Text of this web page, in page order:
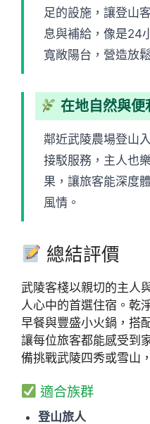
足的設施，讓登山
息與補給，像是24
寬敞陽台，營造放
在地自然與便
鄰近武陵農場登山
接駁服務，主人也
果，讓旅客能深度
風情。
總結評價
武陵客棧以親切的主人
人心中的首選住宿。乾
早餐與豐盛小火鍋，搭
讓每位旅客都能感受到
備挑戰武陵四秀或雪山
適合族群
登山旅人